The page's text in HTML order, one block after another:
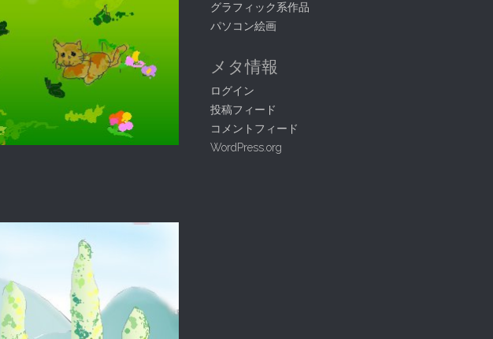
グラフィック系作品
パソコン絵画
メタ情報
ログイン
投稿フィード
コメントフィード
WordPress.org